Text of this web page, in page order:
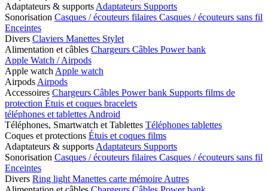
Adaptateurs & supports Adaptateurs Supports
Sonorisation Casques / écouteurs filaires Casques / écouteurs sans fil
Enceintes
Divers Claviers Manettes Stylet
Alimentation et câbles Chargeurs Câbles Power bank
Apple Watch / Airpods
Apple watch Apple watch
Airpods Airpods
Accessoires Chargeurs Câbles Power bank Supports films de
protection Étuis et coques bracelets
téléphones et tablettes Android
Téléphones, Smartwatch et Tablettes Téléphones tablettes
Coques et protections Étuis et coques films
Adaptateurs & supports Adaptateurs Supports
Sonorisation Casques / écouteurs filaires Casques / écouteurs sans fil
Enceintes
Divers Ring light Manettes carte mémoire Autres